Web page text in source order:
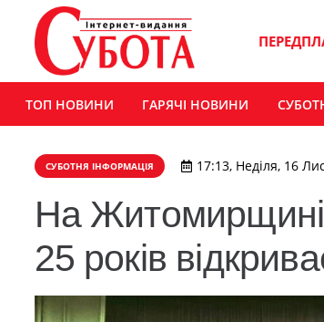
ТОП НОВИНИ ГАРЯЧІ НОВИНИ
СУБОТНЯ ІНФОРМАЦІЯ 17:13, Неділя, 16
На Житомирщині
25 років